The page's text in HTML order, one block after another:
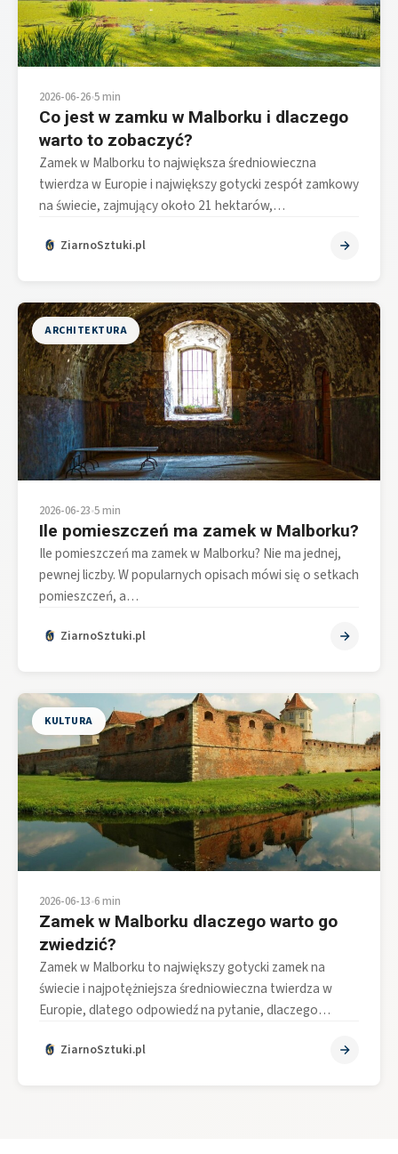
2026-06-26•5 min
Co jest w zamku w Malborku i dlaczego
warto to zobaczyć?
Zamek w Malborku to największa średniowieczna
twierdza w Europie i największy gotycki zespół zamkowy
na świecie, zajmujący około 21 hektarów,…
ZiarnoSztuki.pl
ARCHITEKTURA
2026-06-23•5 min
Ile pomieszczeń ma zamek w Malborku?
Ile pomieszczeń ma zamek w Malborku? Nie ma jednej,
pewnej liczby. W popularnych opisach mówi się o setkach
pomieszczeń, a…
ZiarnoSztuki.pl
KULTURA
2026-06-13•6 min
Zamek w Malborku dlaczego warto go
zwiedzić?
Zamek w Malborku to największy gotycki zamek na
świecie i najpotężniejsza średniowieczna twierdza w
Europie, dlatego odpowiedź na pytanie, dlaczego…
ZiarnoSztuki.pl